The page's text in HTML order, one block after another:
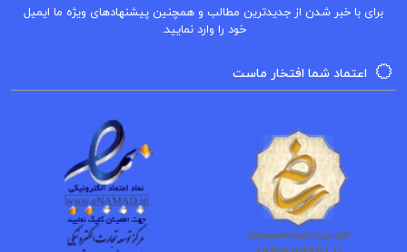
برای با خبر شدن از جدیدترین مطالب و همچنین پیشنهادهای ویژه ما ایمیل
خود را وارد نمایید.
اعتماد شما افتخار ماست